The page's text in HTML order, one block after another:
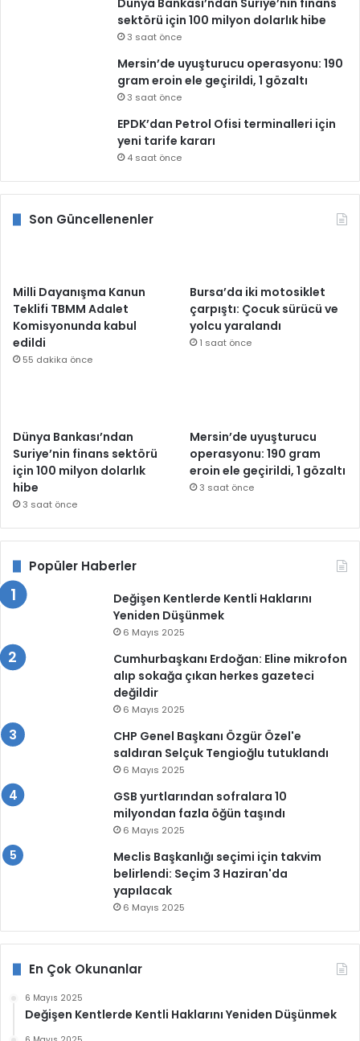
Dünya Bankası’ndan Suriye’nin finans
sektörü için 100 milyon dolarlık hibe
3 saat önce
Mersin’de uyuşturucu operasyonu: 190
gram eroin ele geçirildi, 1 gözaltı
3 saat önce
EPDK’dan Petrol Ofisi terminalleri için
yeni tarife kararı
4 saat önce
Son Güncellenenler
Milli Dayanışma Kanun
Teklifi TBMM Adalet
Komisyonunda kabul
edildi
55 dakika önce
Bursa’da iki motosiklet
çarpıştı: Çocuk sürücü ve
yolcu yaralandı
1 saat önce
Dünya Bankası’ndan
Suriye’nin finans sektörü
için 100 milyon dolarlık
hibe
3 saat önce
Mersin’de uyuşturucu
operasyonu: 190 gram
eroin ele geçirildi, 1 gözaltı
3 saat önce
Popüler Haberler
Değişen Kentlerde Kentli Haklarını
Yeniden Düşünmek
6 Mayıs 2025
Cumhurbaşkanı Erdoğan: Eline mikrofon
alıp sokağa çıkan herkes gazeteci
değildir
6 Mayıs 2025
CHP Genel Başkanı Özgür Özel'e
saldıran Selçuk Tengioğlu tutuklandı
6 Mayıs 2025
GSB yurtlarından sofralara 10
milyondan fazla öğün taşındı
6 Mayıs 2025
Meclis Başkanlığı seçimi için takvim
belirlendi: Seçim 3 Haziran'da
yapılacak
6 Mayıs 2025
En Çok Okunanlar
6 Mayıs 2025
Değişen Kentlerde Kentli Haklarını Yeniden Düşünmek